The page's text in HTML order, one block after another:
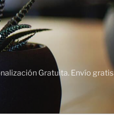
Gratuita. Envío gratis